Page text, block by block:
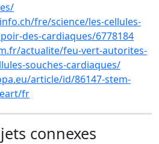
fre/science/les-cellules-
des-cardiaques/6778184
actualite/feu-vert-autorites-
souches-cardiaques/
article/id/86147-stem-
fr
connexes